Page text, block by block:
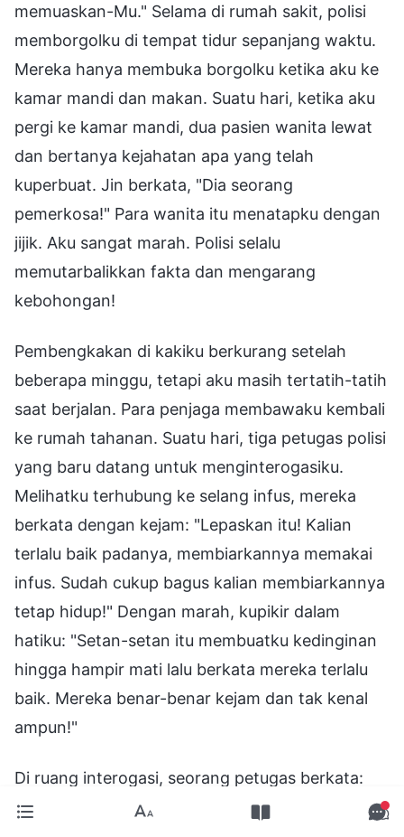
memuaskan-Mu." Selama di rumah sakit, polisi
memborgolku di tempat tidur sepanjang waktu.
Mereka hanya membuka borgolku ketika aku ke
kamar mandi dan makan. Suatu hari, ketika aku
pergi ke kamar mandi, dua pasien wanita lewat
dan bertanya kejahatan apa yang telah
kuperbuat. Jin berkata, "Dia seorang
pemerkosa!" Para wanita itu menatapku dengan
jijik. Aku sangat marah. Polisi selalu
memutarbalikkan fakta dan mengarang
kebohongan!
Pembengkakan di kakiku berkurang setelah
beberapa minggu, tetapi aku masih tertatih-tatih
saat berjalan. Para penjaga membawaku kembali
ke rumah tahanan. Suatu hari, tiga petugas polisi
yang baru datang untuk menginterogasiku.
Melihatku terhubung ke selang infus, mereka
berkata dengan kejam: "Lepaskan itu! Kalian
terlalu baik padanya, membiarkannya memakai
infus. Sudah cukup bagus kalian membiarkannya
tetap hidup!" Dengan marah, kupikir dalam
hatiku: "Setan-setan itu membuatku kedinginan
hingga hampir mati lalu berkata mereka terlalu
baik. Mereka benar-benar kejam dan tak kenal
ampun!"
Di ruang interogasi, seorang petugas berkata:
"Kasusmu sekarang berada di tangan Brigade